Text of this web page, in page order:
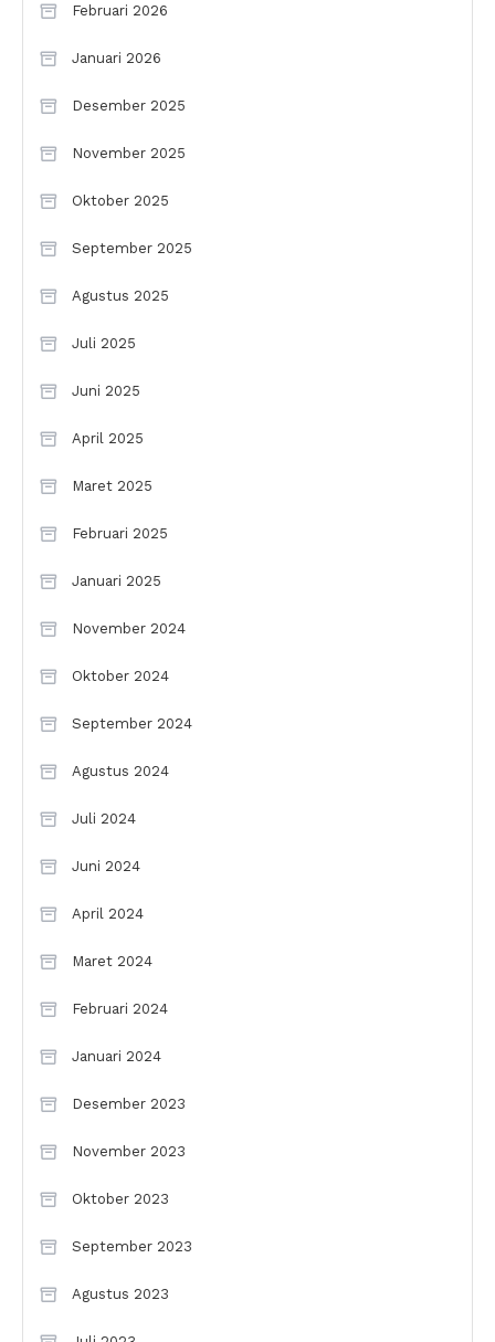
Februari 2026
Januari 2026
Desember 2025
November 2025
Oktober 2025
September 2025
Agustus 2025
Juli 2025
Juni 2025
April 2025
Maret 2025
Februari 2025
Januari 2025
November 2024
Oktober 2024
September 2024
Agustus 2024
Juli 2024
Juni 2024
April 2024
Maret 2024
Februari 2024
Januari 2024
Desember 2023
November 2023
Oktober 2023
September 2023
Agustus 2023